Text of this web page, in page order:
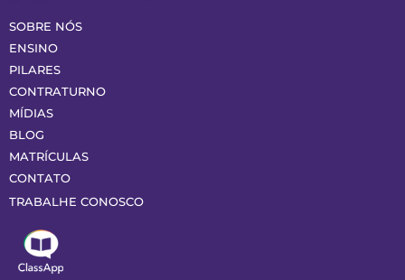
SOBRE NÓS
ENSINO
PILARES
CONTRATURNO
MÍDIAS
BLOG
MATRÍCULAS
CONTATO
TRABALHE CONOSCO